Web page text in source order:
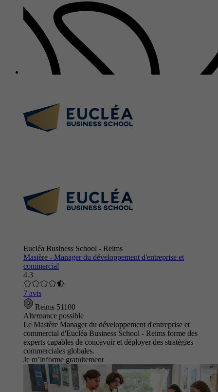
Eucléa Business School - Reims
Mastère - Manager du développement d'entreprise et
commercial
4.3
7 avis
Reims 51100
Alternance possible
Le Mastère Manager du développement d'entreprise et
commercial d'Eucléa Business School - Reims forme des
experts capables de concevoir et déployer des stratégies
commerciales globales.
Je m’informe gratuitement